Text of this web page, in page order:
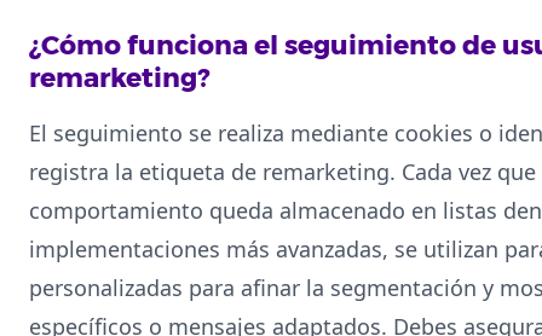
¿Cómo funciona el seguimiento de
remarketing?
El seguimiento se realiza mediante cookies o
registra la etiqueta de remarketing. Cada vez
comportamiento queda almacenado en listas
implementaciones más avanzadas, se utilizan
personalizadas para afinar la segmentación y
específicos o mensajes adaptados. Debes